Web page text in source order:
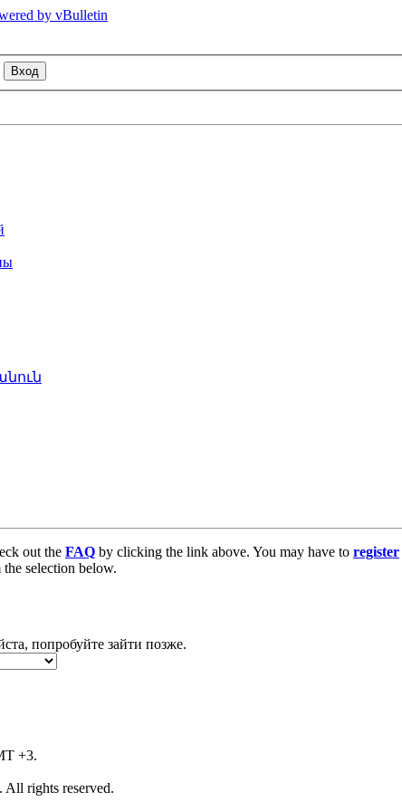
out the FAQ by clicking the link above. You may have to register
selection below.
попробуйте зайти позже.
+3.
rights reserved.